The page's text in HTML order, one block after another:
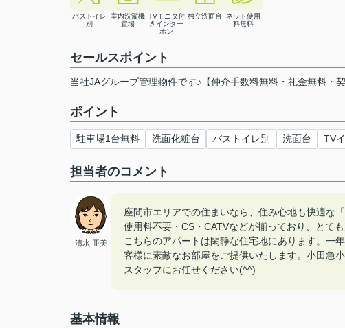
バストイレ
別
室内洗濯機
置場
TVモニタ付
きインター
ホン
独立洗面台
ネット使用
料無料
セールスポイント
当社JAグループ管理物件です♪【仲介手数料無料・礼金無料・
ポイント
駐車場1台無料 洗面化粧台 バストイレ別 洗面台 TV
担当者のコメント
清水 亜美
座間市エリアでの住まいなら、住み心地も快適な
使用料不要・CS・CATVなどが揃っており、とて
こちらのアパートは閑静な住宅地にあります。一
客様に素敵なお部屋をご提供いたします。小田急
スタッフにお任せください(^^)
基本情報